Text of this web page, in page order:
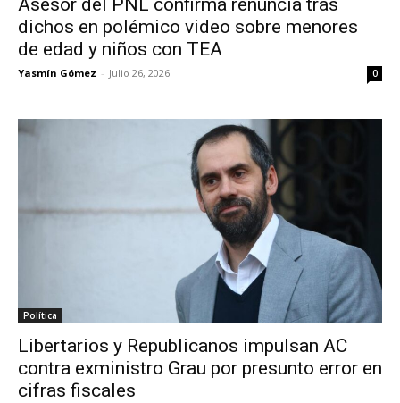
Asesor del PNL confirma renuncia tras
dichos en polémico video sobre menores
de edad y niños con TEA
Yasmín Gómez - Julio 26, 2026 0
Política
Libertarios y Republicanos impulsan AC
contra exministro Grau por presunto error en
cifras fiscales